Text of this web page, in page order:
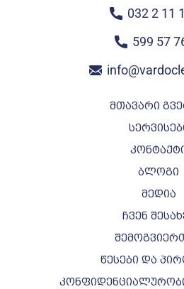
032 2 11
599 57
მთავარი
ბლოგი
მედია
ჩვენ
წესები და